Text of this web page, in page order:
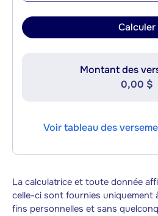
Calculer
Montant des
0,00 $
Voir tableau des
La calculatrice et toute donnée
celle-ci sont fournies uniquement
fins personnelles et sans